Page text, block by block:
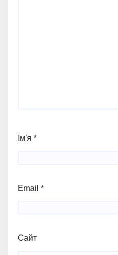
Ім'я *
Email *
Сайт